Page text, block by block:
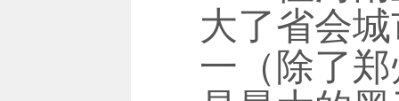
大了省会
一（除了